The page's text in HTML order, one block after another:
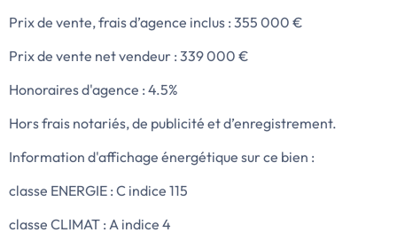
Prix de vente, frais d’agence inclus : 355 000 €
Prix de vente net vendeur : 339 000 €
Honoraires d'agence : 4.5%
Hors frais notariés, de publicité et d’enregistrement.
Information d'affichage énergétique sur ce bien :
classe ENERGIE : C indice 115
classe CLIMAT : A indice 4